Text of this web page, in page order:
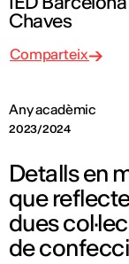
Chaves
Any acadèmic
2023/2024
Comparteix
Detalls en
que
dues
de